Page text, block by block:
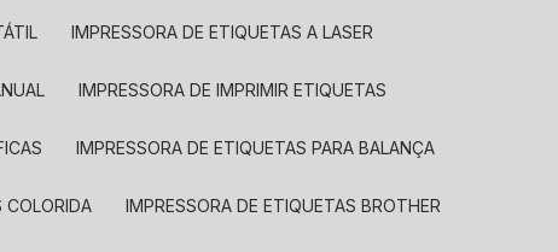
IMPRESSORA DE ETIQUETAS A LASER
IMPRESSORA DE IMPRIMIR ETIQUETAS
IMPRESSORA DE ETIQUETAS PARA BALANÇA
COLORIDA IMPRESSORA DE ETIQUETAS BROTHER